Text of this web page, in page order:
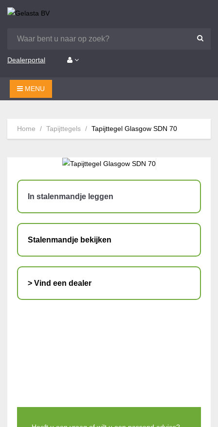
Dealerportal
MENU
Home Tapijttegels Tapijttegel Glasgow SDN 70
In stalenmandje leggen
Stalenmandje bekijken
> Vind een dealer